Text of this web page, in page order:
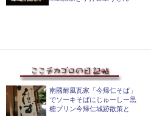
南國耐風瓦家「今帰仁そば」
でソーキそばにじゅーしー黒
糖プリン今帰仁城跡散策と